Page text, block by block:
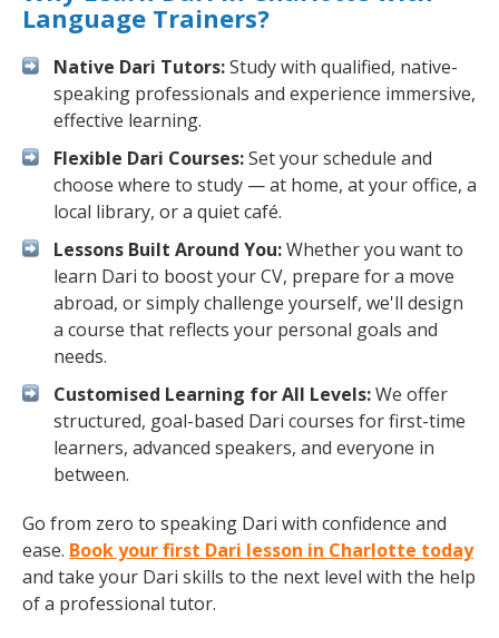
Language Trainers?
Native Dari Tutors:Study with qualified, native-
speaking professionals and experience immersive,
effective learning.
Flexible Dari Courses:Set your schedule and
choose where to study — at home, at your office, a
local library, or a quiet café.
Lessons Built Around You:Whether you want to
learn Dari to boost your CV, prepare for a move
abroad, or simply challenge yourself, we'll design
a course that reflects your personal goals and
needs.
Customised Learning for All Levels:We offer
structured, goal-based Dari courses for first-time
learners, advanced speakers, and everyone in
between.
Go from zero to speaking Dari with confidence and
ease. Book your first Dari lesson in Charlotte today
and take your Dari skills to the next level with the help
of a professional tutor.